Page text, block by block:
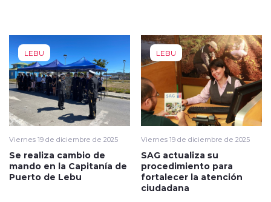
LEBU
Viernes 19 de diciembre de 2025
Se realiza cambio de
mando en la Capitanía de
Puerto de Lebu
LEBU
Viernes 19 de diciembre de 2025
SAG actualiza su
procedimiento para
fortalecer la atención
ciudadana